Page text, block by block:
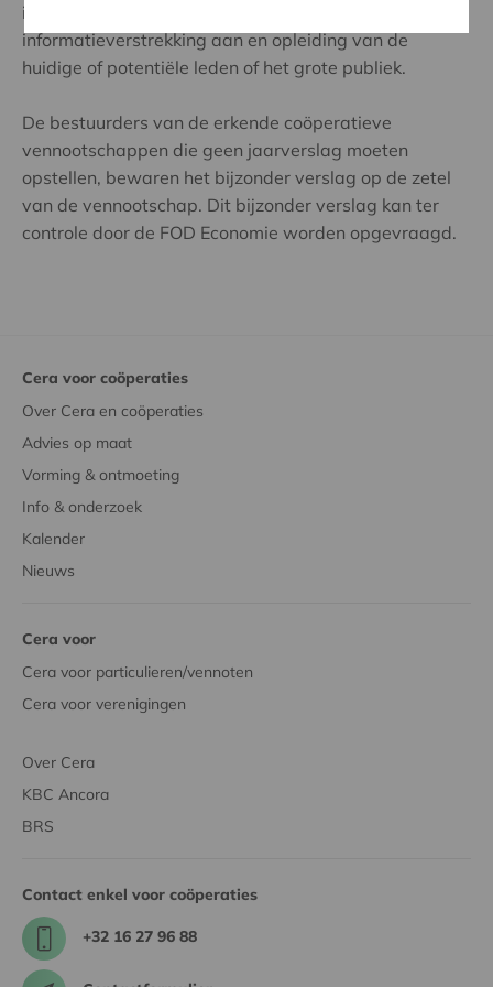
inkomsten beschrijven die worden voorbehouden voor
informatieverstrekking aan en opleiding van de
huidige of potentiële leden of het grote publiek.
De bestuurders van de erkende coöperatieve
vennootschappen die geen jaarverslag moeten
opstellen, bewaren het bijzonder verslag op de zetel
van de vennootschap. Dit bijzonder verslag kan ter
controle door de FOD Economie worden opgevraagd.
Cera voor coöperaties
Over Cera en coöperaties
Advies op maat
Vorming & ontmoeting
Info & onderzoek
Kalender
Nieuws
Cera voor
Cera voor particulieren/vennoten
Cera voor verenigingen
Over Cera
KBC Ancora
BRS
Contact enkel voor coöperaties
+32 16 27 96 88